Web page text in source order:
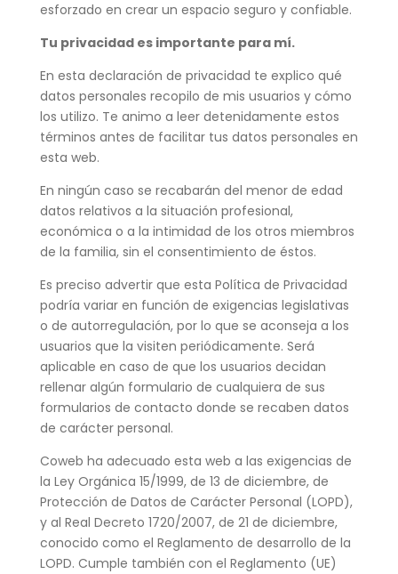
esforzado en crear un espacio seguro y confiable.
Tu privacidad es importante para mí.
En esta declaración de privacidad te explico qué
datos personales recopilo de mis usuarios y cómo
los utilizo. Te animo a leer detenidamente estos
términos antes de facilitar tus datos personales en
esta web.
En ningún caso se recabarán del menor de edad
datos relativos a la situación profesional,
económica o a la intimidad de los otros miembros
de la familia, sin el consentimiento de éstos.
Es preciso advertir que esta Política de Privacidad
podría variar en función de exigencias legislativas
o de autorregulación, por lo que se aconseja a los
usuarios que la visiten periódicamente. Será
aplicable en caso de que los usuarios decidan
rellenar algún formulario de cualquiera de sus
formularios de contacto donde se recaben datos
de carácter personal.
Coweb ha adecuado esta web a las exigencias de
la Ley Orgánica 15/1999, de 13 de diciembre, de
Protección de Datos de Carácter Personal (LOPD),
y al Real Decreto 1720/2007, de 21 de diciembre,
conocido como el Reglamento de desarrollo de la
LOPD. Cumple también con el Reglamento (UE)